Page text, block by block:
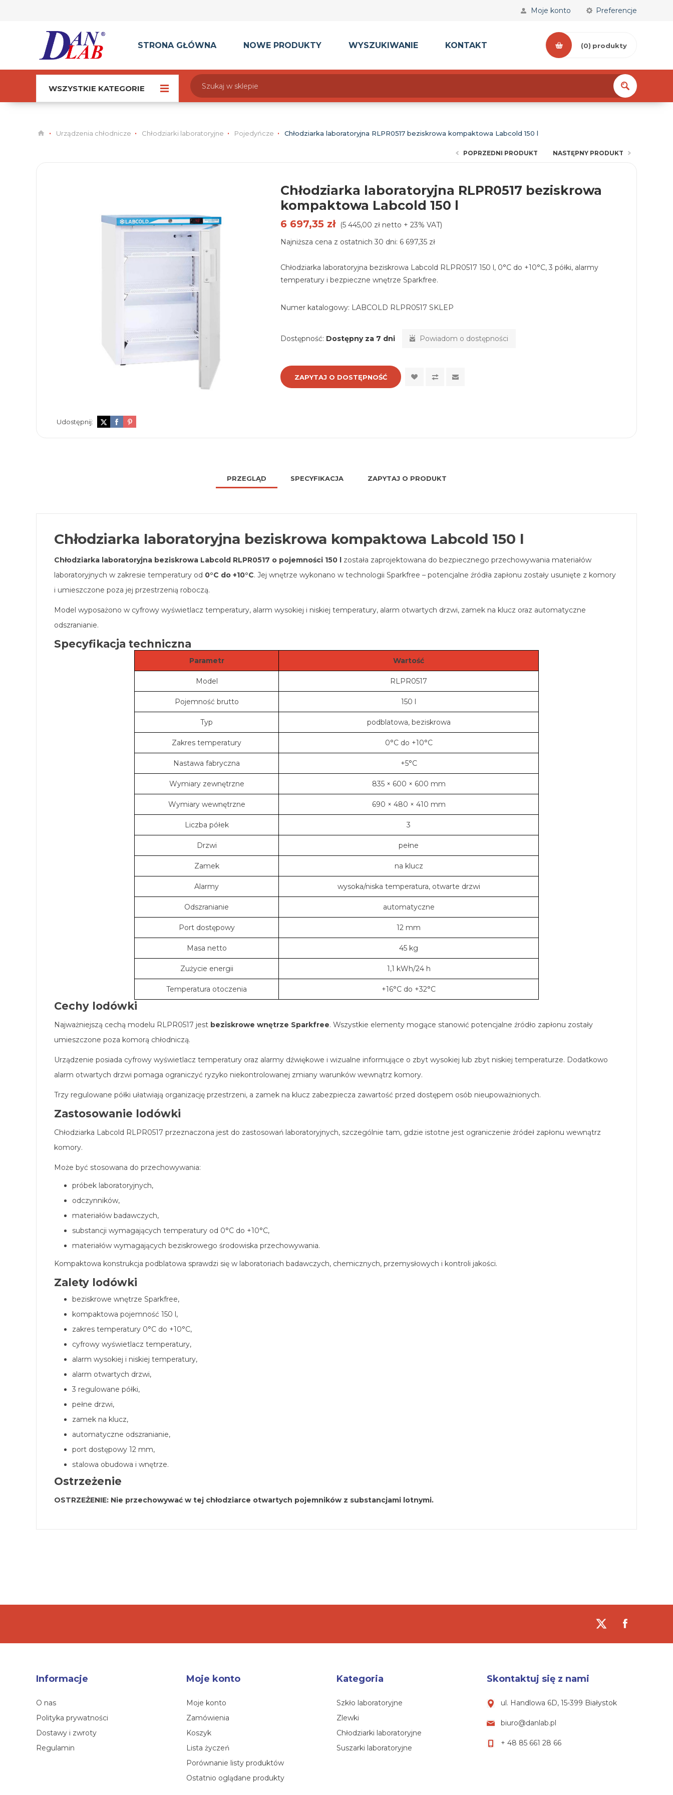
Preferencje
Moje konto
STRONA GŁÓWNA NOWE PRODUKTY WYSZUKIWANIE KONTAKT (0) produkty
WSZYSTKIE KATEGORIE
Urządzenia chłodnicze Chłodziarki laboratoryjne Pojedyńcze Chłodziarka laboratoryjna RLPR0517 beziskrowa kompaktowa Labcold 150 l
POPRZEDNI PRODUKT NASTĘPNY PRODUKT
Chłodziarka laboratoryjna RLPR0517 beziskrowa
kompaktowa Labcold 150 l
6 697,35 zł (5 445,00 zł netto + 23% VAT)
Najniższa cena z ostatnich 30 dni: 6 697,35 zł
Chłodziarka laboratoryjna beziskrowa Labcold RLPR0517 150 l, 0°C do +10°C, 3 półki, alarmy
temperatury i bezpieczne wnętrze Sparkfree.
Numer katalogowy: LABCOLD RLPR0517 SKLEP
Dostępność: Dostępny za 7 dni Powiadom o dostępności
ZAPYTAJ O DOSTĘPNOŚĆ
Udostępnij:
PRZEGLĄD SPECYFIKACJA ZAPYTAJ O PRODUKT
Chłodziarka laboratoryjna beziskrowa kompaktowa Labcold 150 l
Chłodziarka laboratoryjna beziskrowa Labcold RLPR0517 o pojemności 150 l została zaprojektowana do bezpiecznego przechowywania materiałów
laboratoryjnych w zakresie temperatury od 0°C do +10°C. Jej wnętrze wykonano w technologii Sparkfree – potencjalne źródła zapłonu zostały usunięte z komory
i umieszczone poza jej przestrzenią roboczą.
Model wyposażono w cyfrowy wyświetlacz temperatury, alarm wysokiej i niskiej temperatury, alarm otwartych drzwi, zamek na klucz oraz automatyczne
odszranianie.
Specyfikacja techniczna
Parametr Wartość
Model RLPR0517
Pojemność brutto 150 l
Typ podblatowa, beziskrowa
Zakres temperatury 0°C do +10°C
Nastawa fabryczna +5°C
Wymiary zewnętrzne 835 × 600 × 600 mm
Wymiary wewnętrzne 690 × 480 × 410 mm
Liczba półek 3
Drzwi pełne
Zamek na klucz
Alarmy wysoka/niska temperatura, otwarte drzwi
Odszranianie automatyczne
Port dostępowy 12 mm
Masa netto 45 kg
Zużycie energii 1,1 kWh/24 h
Temperatura otoczenia +16°C do +32°C
Cechy lodówki
Najważniejszą cechą modelu RLPR0517 jest beziskrowe wnętrze Sparkfree. Wszystkie elementy mogące stanowić potencjalne źródło zapłonu zostały
umieszczone poza komorą chłodniczą.
Urządzenie posiada cyfrowy wyświetlacz temperatury oraz alarmy dźwiękowe i wizualne informujące o zbyt wysokiej lub zbyt niskiej temperaturze. Dodatkowo
alarm otwartych drzwi pomaga ograniczyć ryzyko niekontrolowanej zmiany warunków wewnątrz komory.
Trzy regulowane półki ułatwiają organizację przestrzeni, a zamek na klucz zabezpiecza zawartość przed dostępem osób nieupoważnionych.
Zastosowanie lodówki
Chłodziarka Labcold RLPR0517 przeznaczona jest do zastosowań laboratoryjnych, szczególnie tam, gdzie istotne jest ograniczenie źródeł zapłonu wewnątrz
komory.
Może być stosowana do przechowywania:
próbek laboratoryjnych,
odczynników,
materiałów badawczych,
substancji wymagających temperatury od 0°C do +10°C,
materiałów wymagających beziskrowego środowiska przechowywania.
Kompaktowa konstrukcja podblatowa sprawdzi się w laboratoriach badawczych, chemicznych, przemysłowych i kontroli jakości.
Zalety lodówki
beziskrowe wnętrze Sparkfree,
kompaktowa pojemność 150 l,
zakres temperatury 0°C do +10°C,
cyfrowy wyświetlacz temperatury,
alarm wysokiej i niskiej temperatury,
alarm otwartych drzwi,
3 regulowane półki,
pełne drzwi,
zamek na klucz,
automatyczne odszranianie,
port dostępowy 12 mm,
stalowa obudowa i wnętrze.
Ostrzeżenie
OSTRZEŻENIE: Nie przechowywać w tej chłodziarce otwartych pojemników z substancjami lotnymi.
Informacje
O nas
Polityka prywatności
Dostawy i zwroty
Regulamin
Moje konto
Moje konto
Zamówienia
Koszyk
Lista życzeń
Porównanie listy produktów
Ostatnio oglądane produkty
Kategoria
Szkło laboratoryjne
Zlewki
Chłodziarki laboratoryjne
Suszarki laboratoryjne
Skontaktuj się z nami
ul. Handlowa 6D, 15-399 Białystok
biuro@danlab.pl
+ 48 85 661 28 66